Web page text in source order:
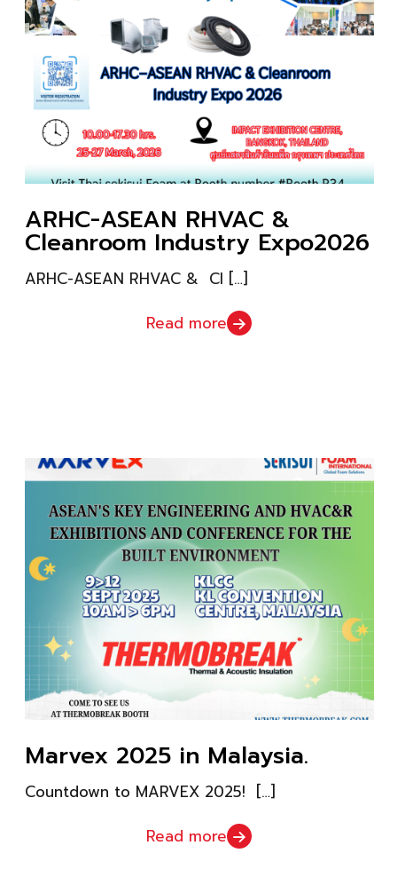
ARHC-ASEAN RHVAC &
Cleanroom Industry Expo2026
ARHC-ASEAN RHVAC & Cl […]
Read more
Marvex 2025 in Malaysia.
Countdown to MARVEX 2025! […]
Read more